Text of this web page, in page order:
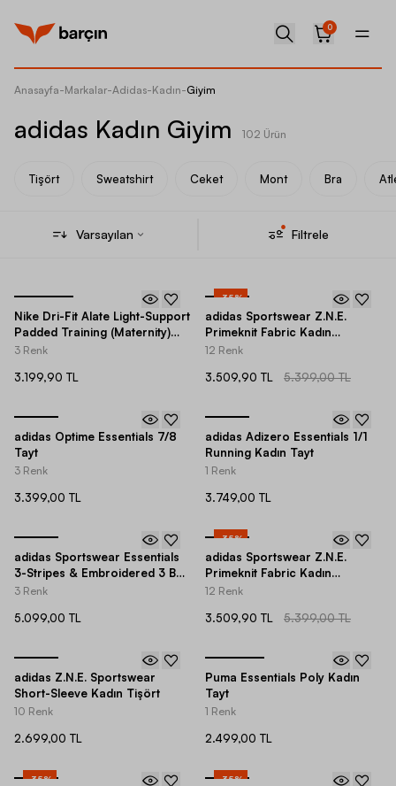
0
Anasayfa-Markalar-Adidas-Kadın-Giyim
adidas Kadın Giyim 102 Ürün
Tişört Sweatshirt Ceket Mont Bra
Varsayılan Filtrele
Nike Dri-Fit Alate Light-Support
Padded Training (Maternity)
Kadın Bra
3 Renk
3.199,90 TL
-35%
adidas Sportswear Z.N.E.
Primeknit Fabric Kadın
Eşofman Altı
12 Renk
3.509,90 TL 5.399,00 TL
adidas Optime Essentials 7/8
Tayt
3 Renk
3.399,00 TL
adidas Adizero Essentials 1/1
Running Kadın Tayt
1 Renk
3.749,00 TL
adidas Sportswear Essentials
3-Stripes & Embroidered 3 Bar
Logo Detail Full-Zip Kadın
3 Renk
5.099,00 TL
-35%
adidas Sportswear Z.N.E.
Primeknit Fabric Kadın
Eşofman Altı
12 Renk
3.509,90 TL 5.399,00 TL
adidas Z.N.E. Sportswear
Short-Sleeve Kadın Tişört
10 Renk
2.699,00 TL
Puma Essentials Poly Kadın
Tayt
1 Renk
2.499,00 TL
-35% -35%